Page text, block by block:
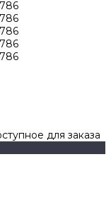
для заказа